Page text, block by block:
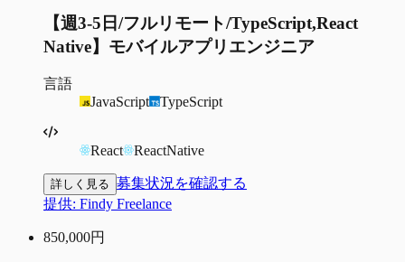
【週3-5日/フルリモート/TypeScript,React
Native】モバイルアプリエンジニア
言語
JavaScript
TypeScript
React ReactNative
詳しく見る 募集状況を確認する
提供: Findy Freelance
850,000円